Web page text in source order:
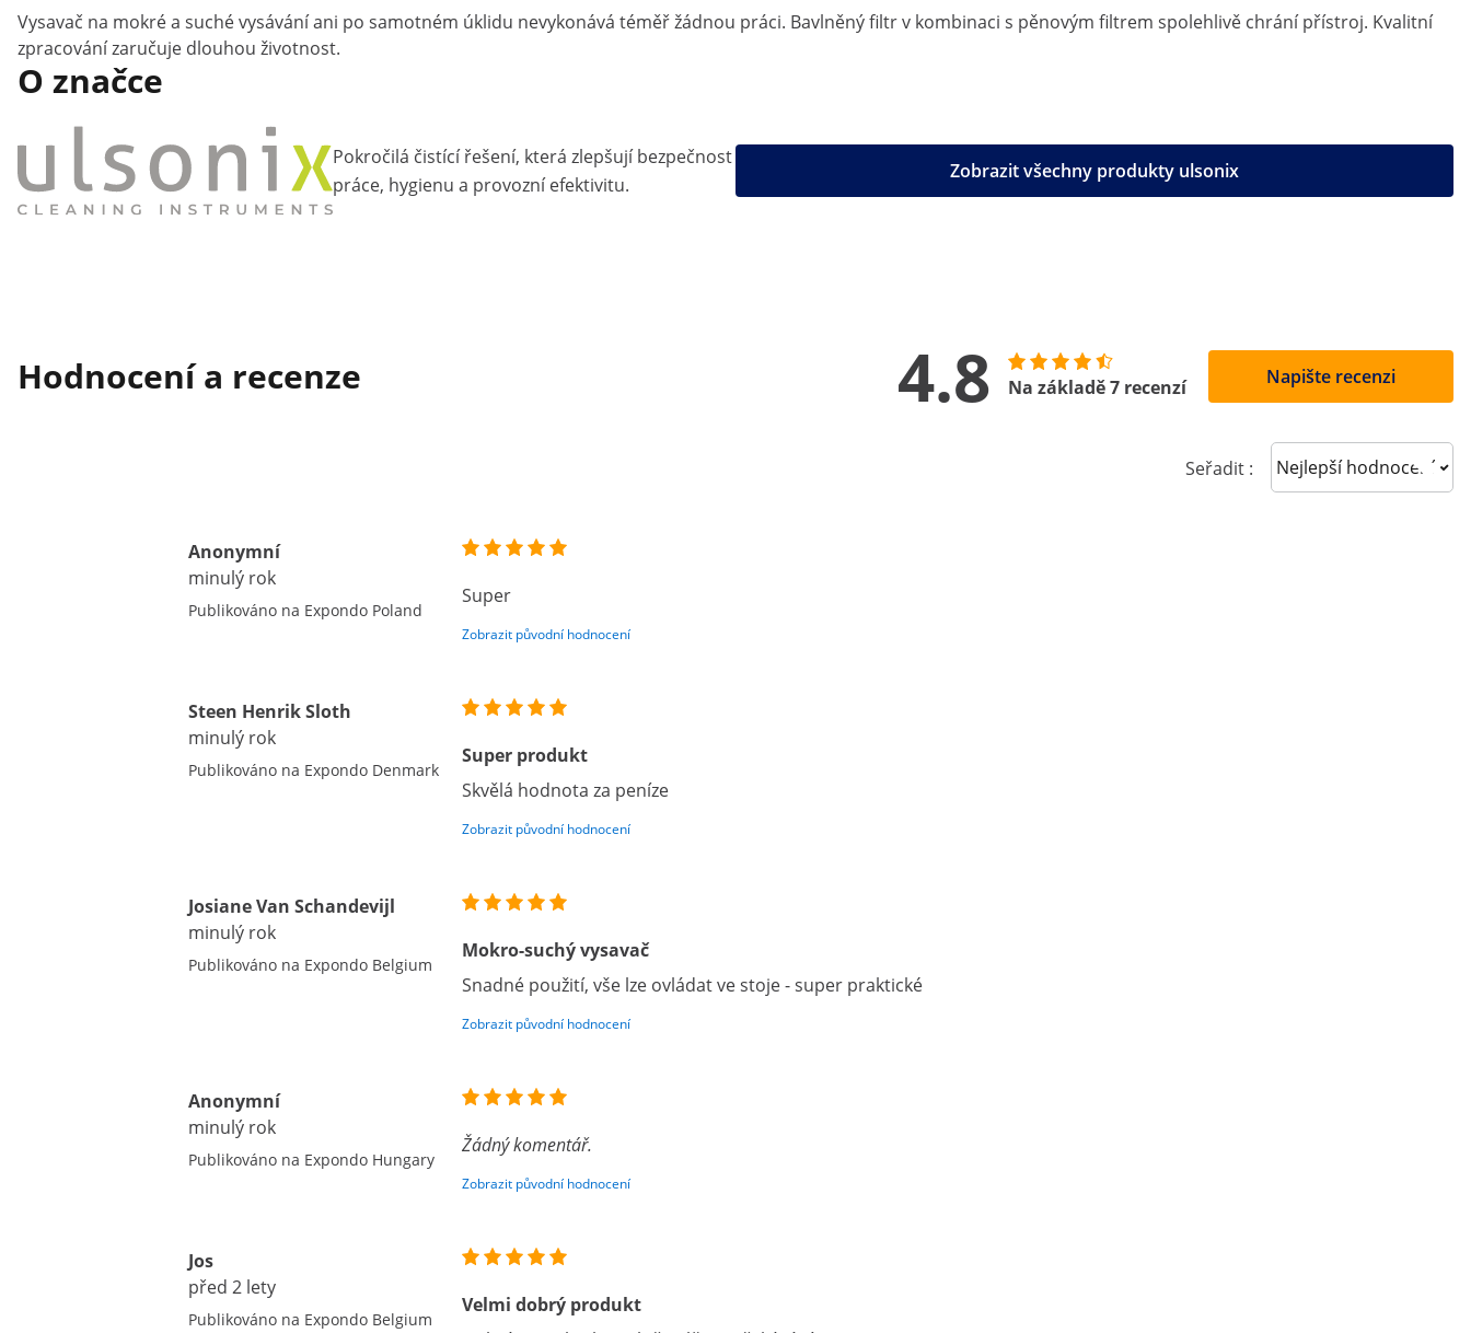
Vysavač na mokré a suché vysávání ani po samotném úklidu nevykonává téměř žádnou práci. Bavlněný filtr v kombinaci s pěnovým filtrem spolehlivě chrání přístroj. Kvalitní
zpracování zaručuje dlouhou životnost.
O značce
Pokročilá čistící řešení, která zlepšují bezpečnost
práce, hygienu a provozní efektivitu.
Zobrazit všechny produkty ulsonix
Hodnocení a recenze 4.8 Na základě 7 recenzí Napište recenzi
Seřadit : Sort reviews
Anonymní
minulý rok
Publikováno na Expondo Poland
Super
Zobrazit původní hodnocení
Steen Henrik Sloth
minulý rok
Publikováno na Expondo Denmark
Super produkt
Skvělá hodnota za peníze
Zobrazit původní hodnocení
Josiane Van Schandevijl
minulý rok
Publikováno na Expondo Belgium
Mokro-suchý vysavač
Snadné použití, vše lze ovládat ve stoje - super praktické
Zobrazit původní hodnocení
Anonymní
minulý rok
Publikováno na Expondo Hungary
Žádný komentář.
Zobrazit původní hodnocení
Jos
před 2 lety
Publikováno na Expondo Belgium
Velmi dobrý produkt